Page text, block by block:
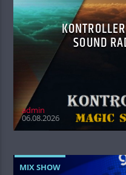
SOUND
admin
06.08.2026
MIX SHOW